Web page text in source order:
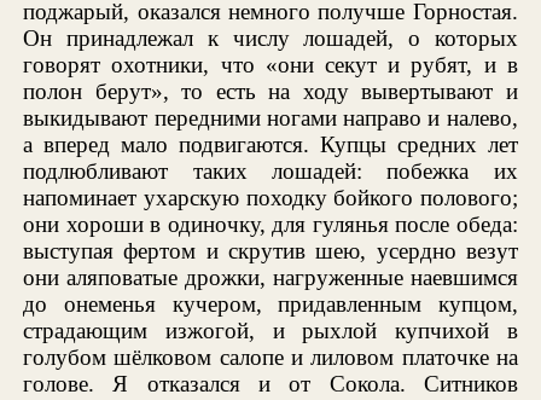
поджарый, оказался немного получше Горностая.
Он принадлежал к числу лошадей, о которых
говорят охотники, что «они секут и рубят, и в
полон берут», то есть на ходу вывертывают и
выкидывают передними ногами направо и налево,
а вперед мало подвигаются. Купцы средних лет
подлюбливают таких лошадей: побежка их
напоминает ухарскую походку бойкого полового;
они хороши в одиночку, для гулянья после обеда:
выступая фертом и скрутив шею, усердно везут
они аляповатые дрожки, нагруженные наевшимся
до онеменья кучером, придавленным купцом,
страдающим изжогой, и рыхлой купчихой в
голубом шёлковом салопе и лиловом платочке на
голове. Я отказался и от Сокола. Ситников